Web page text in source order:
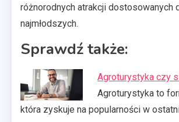
różnorodnych atrakcji dostosowanych
najmłodszych.
Sprawdź także:
Agroturystyka czy
Agroturystyka to
która zyskuje na popularności w